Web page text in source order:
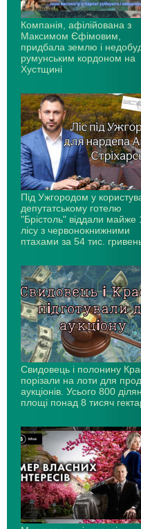
Компанія, афілійована з
Максимом Єфімовим,
придбала землю і
румунським кордоном на
Хустщині
Під Ужгородом у
депутатському готелю
"Брістоль" віддали майже
лісу з червонокнижними
птахами за 54 тис.
Свидовець і полонину
порізали на лоти для
аукціонів. Усього 800
площі понад 8 тисяч